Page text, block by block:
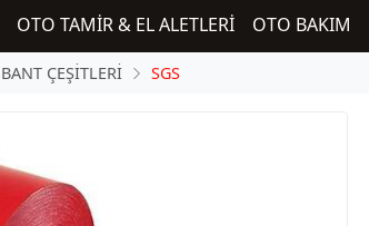
OTO TAMİR & EL ALETLERİ OTO BAKIM
BANT ÇEŞİTLERİ SGS